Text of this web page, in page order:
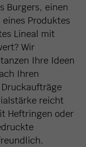
Burgers, einen
Produktes
Lineal mit
Wir
Ihre Ideen
Ihren
reicht
Heftringen oder